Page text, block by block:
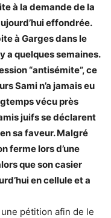
à la demande de la
effondrée.
à Garges dans le
a quelques semaines.
“antisémite”, ce
Sami n’a jamais eu
vécu près
juifs se déclarent
sa faveur. Malgré
ferme lors d’une
que son casier
en cellule et a
pétition afin de le